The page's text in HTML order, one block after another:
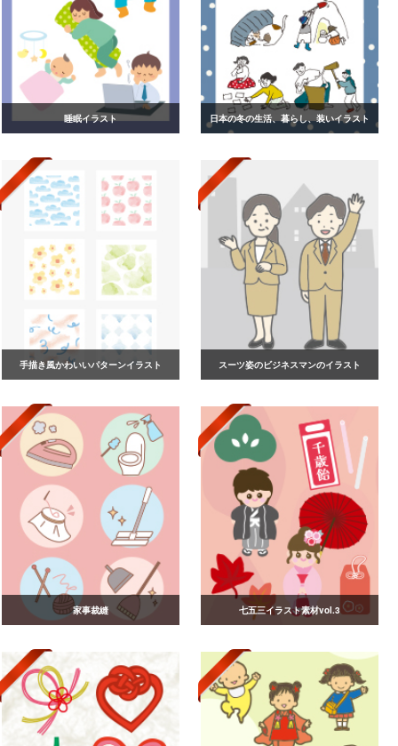
睡眠イラスト 日本の冬の生活、暮らし、装いイラスト
手描き風かわいいパターンイラスト スーツ姿のビジネスマンのイラスト
家事裁縫 七五三イラスト素材vol.3